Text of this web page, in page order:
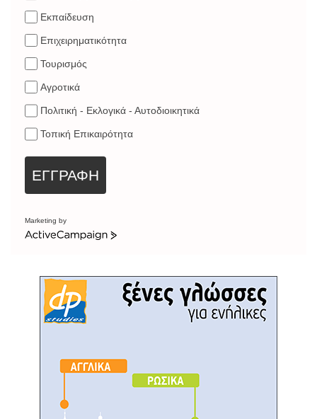
Εκπαίδευση
Επιχειρηματικότητα
Τουρισμός
Αγροτικά
Πολιτική - Εκλογικά - Αυτοδιοικητικά
Τοπική Επικαιρότητα
ΕΓΓΡΑΦΗ
Marketing by